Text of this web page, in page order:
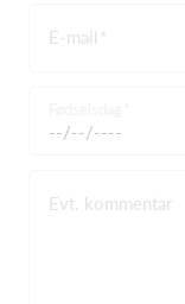
E-mail
Evt. kommentar